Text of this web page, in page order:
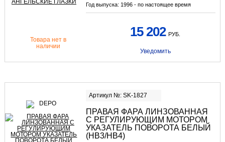
Год выпуска: 1996 - по настоящее время
Товара нет в
наличии
15 202 РУБ.
Уведомить
Артикул №: SK-1827
ПРАВАЯ ФАРА ЛИНЗОВАННАЯ
С РЕГУЛИРУЮЩИМ МОТОРОМ
УКАЗАТЕЛЬ ПОВОРОТА БЕЛЫЙ
(HB3/HB4)